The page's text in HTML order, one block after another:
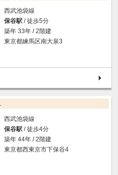
西武池袋線
保谷駅 / 徒歩5分
築年 33年 / 2階建
東京都練馬区南大泉3
西武池袋線
保谷駅 / 徒歩4分
築年 44年 / 2階建
東京都西東京市下保谷4